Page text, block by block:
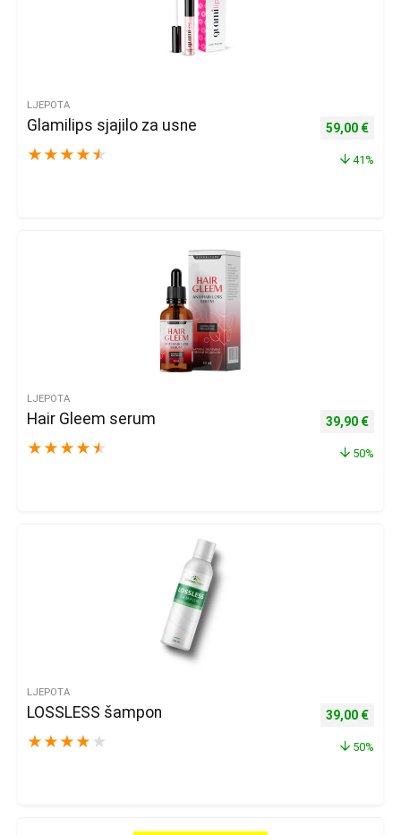
LJEPOTA
Glamilips sjajilo za usne
★ ★ ★ ★ ★
Izvorna
59,00 €
41%
LJEPOTA
Hair Gleem serum
★ ★ ★ ★ ★
Izvorna
39,90 €
50%
LJEPOTA
LOSSLESS šampon
★ ★ ★ ★ ★
Izvorna
39,00 €
50%